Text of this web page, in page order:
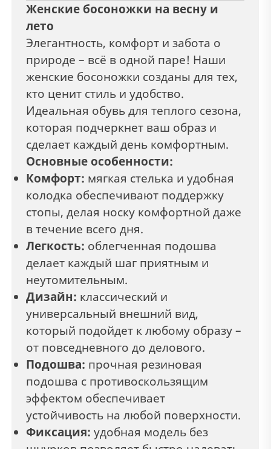
Женские босоножки на весну и
лето
Элегантность, комфорт и забота о
природе – всё в одной паре! Наши
женские босоножки созданы для тех,
кто ценит стиль и удобство.
Идеальная обувь для теплого сезона,
которая подчеркнет ваш образ и
сделает каждый день комфортным.
Основные особенности:
Комфорт: мягкая стелька и удобная
колодка обеспечивают поддержку
стопы, делая носку комфортной даже
в течение всего дня.
Легкость: облегченная подошва
делает каждый шаг приятным и
неутомительным.
Дизайн: классический и
универсальный внешний вид,
который подойдет к любому образу –
от повседневного до делового.
Подошва: прочная резиновая
подошва с противоскользящим
эффектом обеспечивает
устойчивость на любой поверхности.
Фиксация: удобная модель без